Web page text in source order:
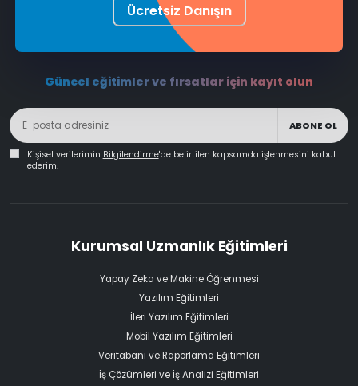
Ücretsiz Danışın
Güncel eğitimler ve fırsatlar için kayıt olun
ABONE OL
Kişisel verilerimin Bilgilendirme'de belirtilen kapsamda işlenmesini kabul
ederim.
Kurumsal Uzmanlık Eğitimleri
Yapay Zeka ve Makine Öğrenmesi
Yazılım Eğitimleri
İleri Yazılım Eğitimleri
Mobil Yazılım Eğitimleri
Veritabanı ve Raporlama Eğitimleri
İş Çözümleri ve İş Analizi Eğitimleri